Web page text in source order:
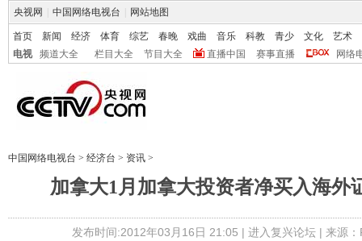
央视网 中国网络电视台 网站地图
首页 新闻 经济 体育 综艺 春晚 戏曲 音乐 科教 青少 文化
艺术
电视
频道大全 栏目大全 节目大全 直播中国 赛事直播 网络
中国网络电视台 > 经济台 > 资讯 >
加拿大1月加拿大投资者净买入海外
发布时间:2012年03月16日 21:05 | 进入复兴论坛| 来源